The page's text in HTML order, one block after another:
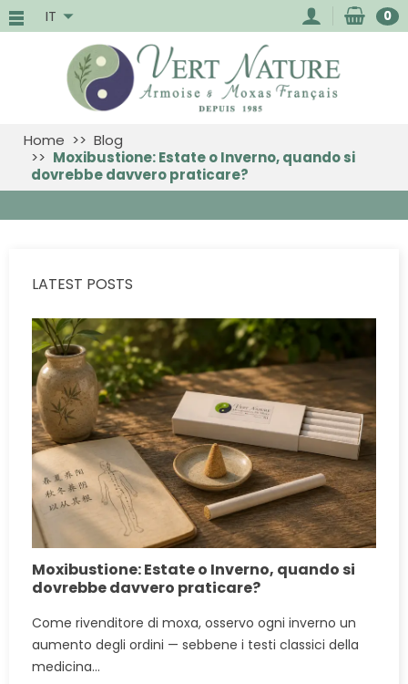
IT 0
Home
Blog
Moxibustione: Estate o Inverno, quando si
dovrebbe davvero praticare?
LATEST POSTS
Moxibustione: Estate o Inverno, quando si
dovrebbe davvero praticare?
Come rivenditore di moxa, osservo ogni inverno un
aumento degli ordini — sebbene i testi classici della
medicina...